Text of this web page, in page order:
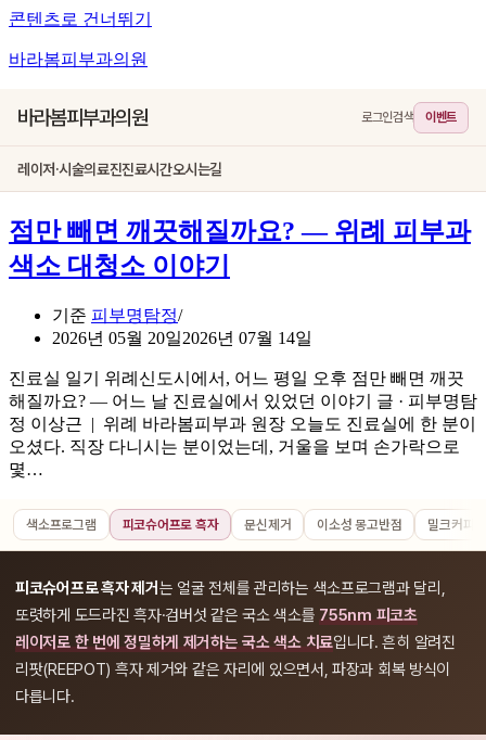
콘텐츠로 건너뛰기
바라봄피부과의원
바라봄피부과의원 로그인검색 이벤트
레이저·시술의료진진료시간오시는길
점만 빼면 깨끗해질까요? — 위례 피부과
색소 대청소 이야기
기준 피부명탐정
2026년 05월 20일2026년 07월 14일
진료실 일기 위례신도시에서, 어느 평일 오후 점만 빼면 깨끗
해질까요? — 어느 날 진료실에서 있었던 이야기 글 · 피부명탐
정 이상근 | 위례 바라봄피부과 원장 오늘도 진료실에 한 분이
오셨다. 직장 다니시는 분이었는데, 거울을 보며 손가락으로
몇…
색소프로그램 피코슈어프로 흑자 문신제거 이소성 몽고반점 밀크커피
피코슈어프로 흑자 제거는 얼굴 전체를 관리하는 색소프로그램과 달리,
또렷하게 도드라진 흑자·검버섯 같은 국소 색소를755nm 피코초
레이저로 한 번에 정밀하게 제거하는 국소 색소 치료입니다. 흔히 알려진
리팟(REEPOT) 흑자 제거와 같은 자리에 있으면서, 파장과 회복 방식이
다릅니다.